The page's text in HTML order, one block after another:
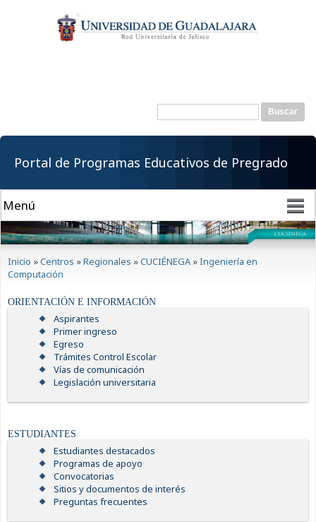
contenido
principal
Formulario de
Buscar
Portal de Programas Educativos de Pregrado
Inicio »Centros »Regionales »CUCIÉNEGA »Ingeniería en
Computación
ORIENTACIÓN E INFORMACIÓN
Aspirantes
Primer ingreso
Egreso
Trámites Control Escolar
Vías de comunicación
Legislación universitaria
ESTUDIANTES
Estudiantes destacados
Programas de apoyo
Convocatorias
Sitios y documentos de interés
Preguntas frecuentes